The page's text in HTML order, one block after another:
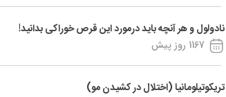
نادولول و هر آنچه باید درمورد این قرص خوراکی بدانید!
1167 روز پیش
تریکوتیلومانیا (اختلال در کشیدن مو)